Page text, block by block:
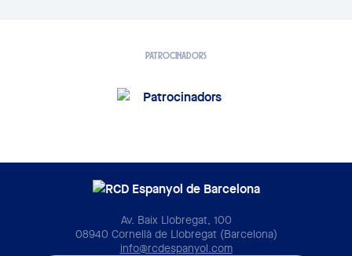
PATROCINADORS
Av. Baix Llobregat, 100
08940 Cornellà de Llobregat (Barcelona)
info@rcdespanyol.com